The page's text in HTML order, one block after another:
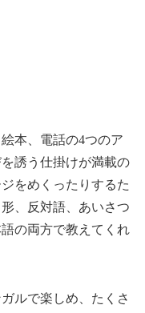
本、電話の4つのア
誘う仕掛けが満載の
をめくったりするた
、反対語、あいさつ
の両方で教えてくれ
ルで楽しめ、たくさ